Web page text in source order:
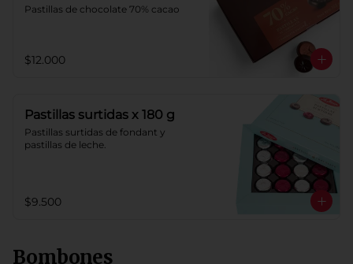
Pastillas de chocolate 70% cacao
$12.000
Pastillas surtidas x 180 g
Pastillas surtidas de fondant y
pastillas de leche.
$9.500
Bombones